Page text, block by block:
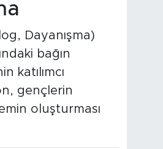
Dayanışma)
bağın
katılımcı
gençlerin
oluşturması